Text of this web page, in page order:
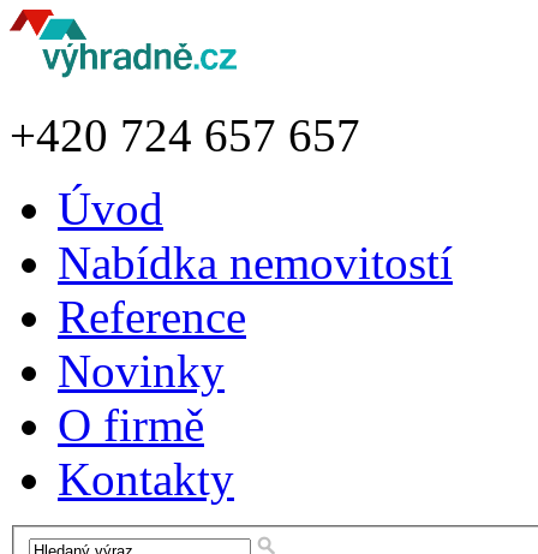
+420 724 657 657
Úvod
Nabídka nemovitostí
Reference
Novinky
O firmě
Kontakty